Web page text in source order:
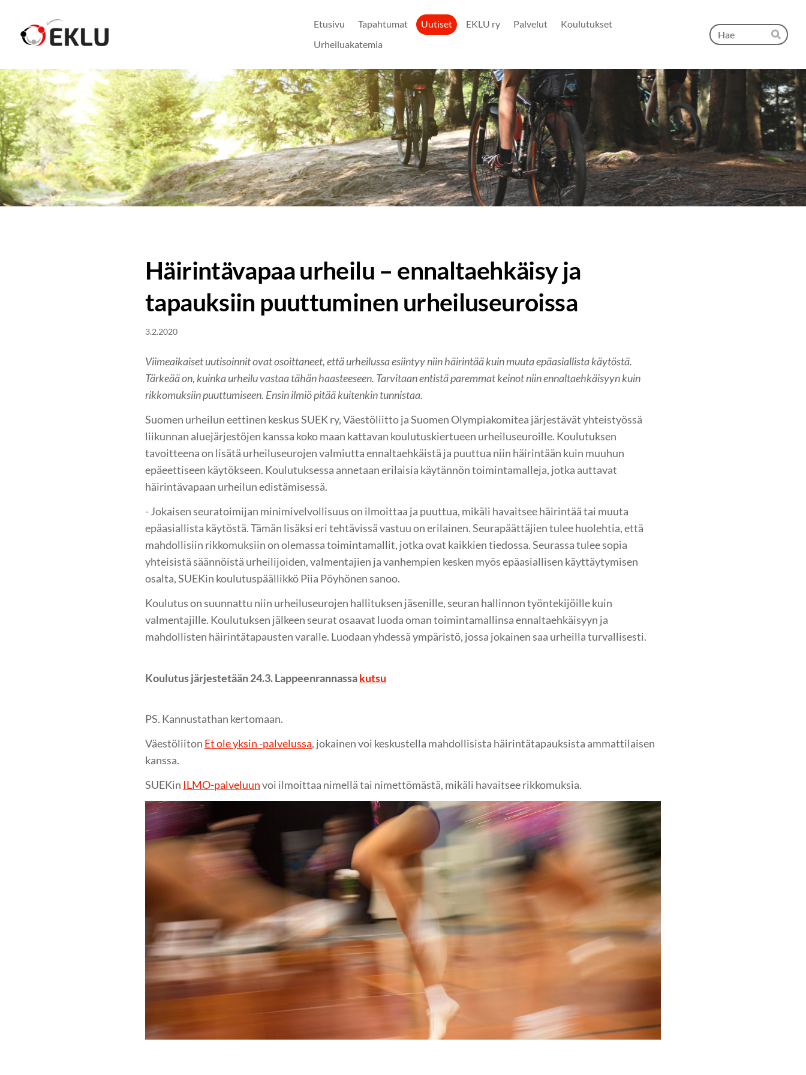
sivun
sisältöön
Etelä-Karjalan Liikunta ja Urheilu ry
Etusivu Tapahtumat Uutiset EKLU ry Palvelut
Koulutukset
Urheiluakatemia
Hae
Häirintävapaa urheilu – ennaltaehkäisy ja
tapauksiin puuttuminen urheiluseuroissa
3.2.2020
Viimeaikaiset uutisoinnit ovat osoittaneet, että urheilussa esiintyy niin häirintää kuin muuta epäasiallista käytöstä.
Tärkeää on, kuinka urheilu vastaa tähän haasteeseen. Tarvitaan entistä paremmat keinot niin ennaltaehkäisyyn kuin
rikkomuksiin puuttumiseen. Ensin ilmiö pitää kuitenkin tunnistaa.
Suomen urheilun eettinen keskus SUEK ry, Väestöliitto ja Suomen Olympiakomitea järjestävät yhteistyössä
liikunnan aluejärjestöjen kanssa koko maan kattavan koulutuskiertueen urheiluseuroille. Koulutuksen
tavoitteena on lisätä urheiluseurojen valmiutta ennaltaehkäistä ja puuttua niin häirintään kuin muuhun
epäeettiseen käytökseen. Koulutuksessa annetaan erilaisia käytännön toimintamalleja, jotka auttavat
häirintävapaan urheilun edistämisessä.
- Jokaisen seuratoimijan minimivelvollisuus on ilmoittaa ja puuttua, mikäli havaitsee häirintää tai muuta
epäasiallista käytöstä. Tämän lisäksi eri tehtävissä vastuu on erilainen. Seurapäättäjien tulee huolehtia, että
mahdollisiin rikkomuksiin on olemassa toimintamallit, jotka ovat kaikkien tiedossa. Seurassa tulee sopia
yhteisistä säännöistä urheilijoiden, valmentajien ja vanhempien kesken myös epäasiallisen käyttäytymisen
osalta, SUEKin koulutuspäällikkö Piia Pöyhönen sanoo.
Koulutus on suunnattu niin urheiluseurojen hallituksen jäsenille, seuran hallinnon työntekijöille kuin
valmentajille. Koulutuksen jälkeen seurat osaavat luoda oman toimintamallinsa ennaltaehkäisyyn ja
mahdollisten häirintätapausten varalle. Luodaan yhdessä ympäristö, jossa jokainen saa urheilla turvallisesti.
Koulutus järjestetään 24.3. Lappeenrannassakutsu
PS. Kannustathan kertomaan.
Väestöliiton Et ole yksin -palvelussa, jokainen voi keskustella mahdollisista häirintätapauksista ammattilaisen
kanssa.
SUEKin ILMO-palveluunvoi ilmoittaa nimellä tai nimettömästä, mikäli havaitsee rikkomuksia.